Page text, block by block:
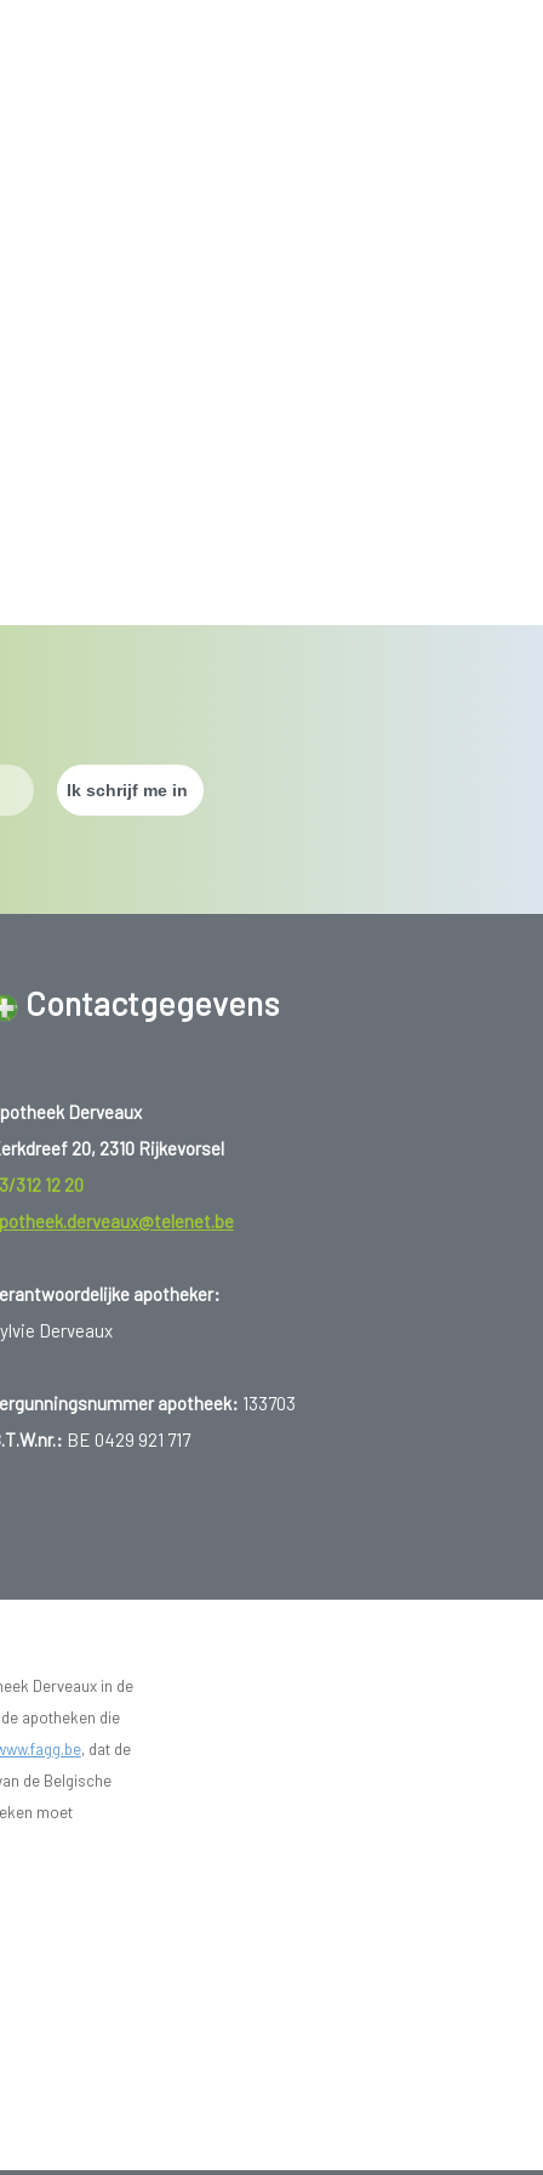
Contactgegevens
Derveaux
20, 2310 Rijkevorsel
312 12 20
apotheker:
Derveaux
apotheek: 133703
BE 0429 921 717
Derveaux in de
de apotheken die
, dat de
de Belgische
moet